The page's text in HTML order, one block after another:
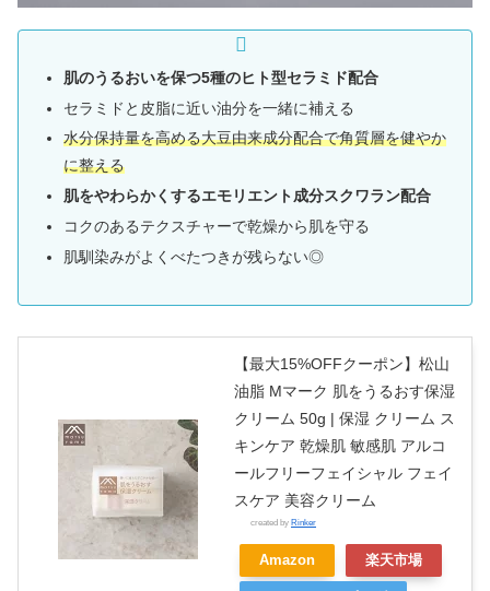
肌のうるおいを保つ5種のヒト型セラミド配合
セラミドと皮脂に近い油分を一緒に補える
水分保持量を高める大豆由来成分配合で角質層を健やか
に整える
肌をやわらかくするエモリエント成分スクワラン配合
コクのあるテクスチャーで乾燥から肌を守る
肌馴染みがよくべたつきが残らない◎
【最大15%OFFクーポン】松山
油脂 Mマーク 肌をうるおす保湿
クリーム 50g | 保湿 クリーム ス
キンケア 乾燥肌 敏感肌 アルコ
ールフリーフェイシャル フェイ
スケア 美容クリーム
created by Rinker
Amazon 楽天市場